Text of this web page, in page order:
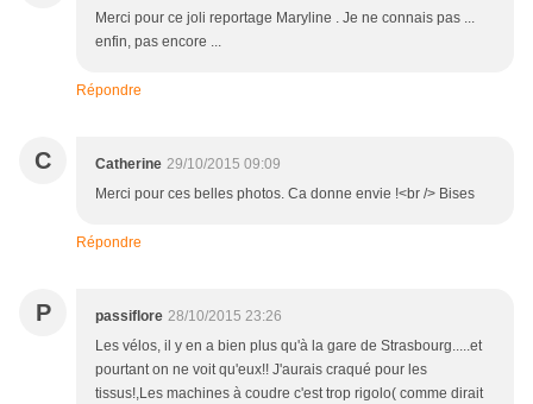
Merci pour ce joli reportage Maryline . Je ne connais pas ...
enfin, pas encore ...
Répondre
C Catherine 29/10/2015 09:09
Merci pour ces belles photos. Ca donne envie !<br /> Bises
Répondre
P passiflore 28/10/2015 23:26
Les vélos, il y en a bien plus qu'à la gare de Strasbourg.....et
pourtant on ne voit qu'eux!! J'aurais craqué pour les
tissus!,Les machines à coudre c'est trop rigolo( comme dirait